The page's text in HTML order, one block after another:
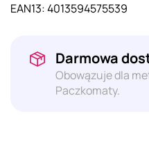
EAN13:4013594575539
Darmowa
Obowązuje dla
Paczkomaty.